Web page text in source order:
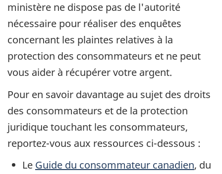
ministère ne dispose pas de l'autorité
nécessaire pour réaliser des enquêtes
concernant les plaintes relatives à la
protection des consommateurs et ne peut
vous aider à récupérer votre argent.
Pour en savoir davantage au sujet des droits
des consommateurs et de la protection
juridique touchant les consommateurs,
reportez-vous aux ressources ci-dessous :
Le Guide du consommateur canadien, du